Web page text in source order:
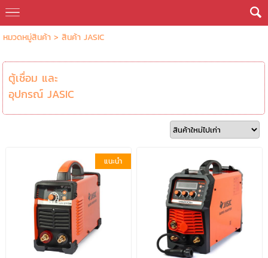
หมวดหมู่สินค้า> สินค้า JASIC
ตู้เชื่อม และ
อุปกรณ์ JASIC
แนะนำ